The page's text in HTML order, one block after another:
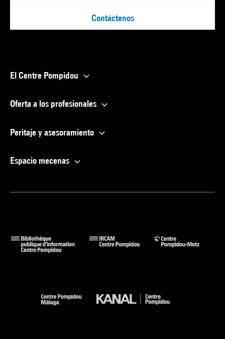
Contáctenos
El Centre Pompidou
Oferta a los profesionales
Peritaje y asesoramiento
Espacio mecenas